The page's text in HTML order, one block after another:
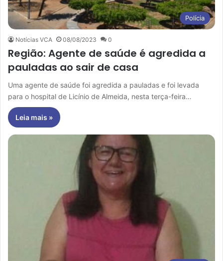
Polícia
Notícias VCA 08/08/2023 0
Região: Agente de saúde é agredida a
pauladas ao sair de casa
Uma agente de saúde foi agredida a pauladas e foi levada
para o hospital de Licínio de Almeida, nesta terça-feira…
Leia mais »